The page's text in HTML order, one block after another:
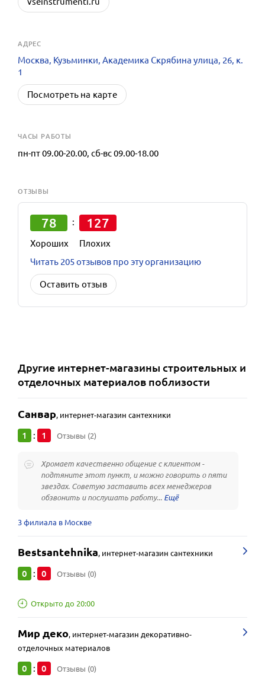
АДРЕС
Москва, Кузьминки, Академика Скрябина улица, 26, к.
1
Посмотреть на карте
ЧАСЫ РАБОТЫ
пн-пт 09.00-20.00, сб-вс 09.00-18.00
ОТЗЫВЫ
78
Хороших
: 127
Плохих
Читать 205 отзывов про эту организацию
Оставить отзыв
Другие интернет-магазины строительных и
отделочных материалов поблизости
Санвар, интернет-магазин сантехники
1 : 1 Отзывы (2)
Хромает качественно общение с клиентом -
подтяните этот пункт, и можно говорить о пяти
звездах. Советую заставить всех менеджеров
обзвонить и послушать работу...
3 филиала в Москве
Bestsantehnika, интернет-магазин сантехники
0 : 0 Отзывы (0)
Открыто до 20:00
Мир деко, интернет-магазин декоративно-
отделочных материалов
0 : 0 Отзывы (0)